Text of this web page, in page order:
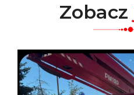
Zobacz